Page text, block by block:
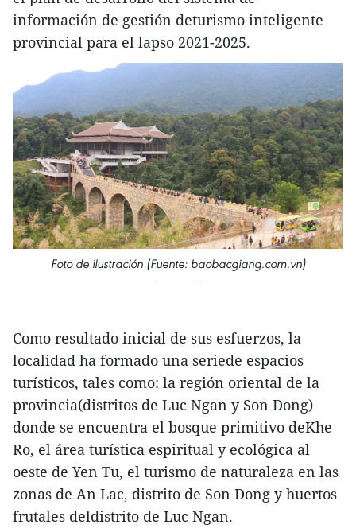
información de gestión deturismo inteligente
provincial para el lapso 2021-2025.
Foto de ilustración (Fuente: baobacgiang.com.vn)
Como resultado inicial de sus esfuerzos, la
localidad ha formado una seriede espacios
turísticos, tales como: la región oriental de la
provincia(distritos de Luc Ngan y Son Dong)
donde se encuentra el bosque primitivo deKhe
Ro, el área turística espiritual y ecológica al
oeste de Yen Tu, el turismo de naturaleza en las
zonas de An Lac, distrito de Son Dong y huertos
frutales deldistrito de Luc Ngan.